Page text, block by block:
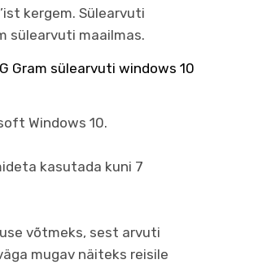
kergem. Sülearvuti
sülearvuti maailmas.
Windows 10.
kasutada kuni 7
võtmeks, sest arvuti
mugav näiteks reisile